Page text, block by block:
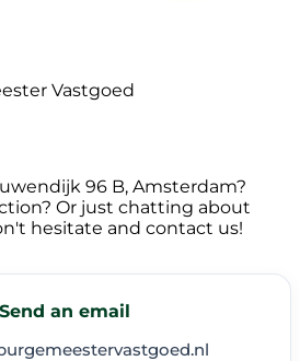
Vastgoed
96 B, Amsterdam?
Or just chatting about
hesitate and contact us!
Send an email